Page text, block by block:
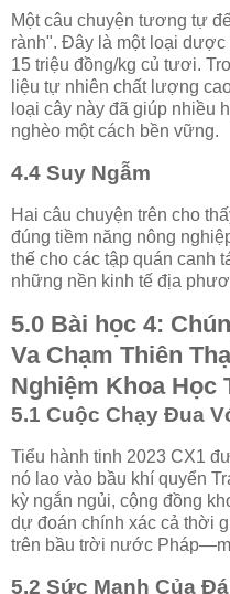
Một câu chuyện tương tự
rành". Đây là một loại
15 triệu đồng/kg củ tươi.
liệu tự nhiên chất lượng
loại cây này đã giúp nhiều
nghèo một cách bền vững.
4.4 Suy Ngẫm
Hai câu chuyện trên cho
đúng tiềm năng nông
thế cho các tập quán canh
những nền kinh tế địa
5.0 Bài học 4:
Va Chạm Thiên
Nghiệm Khoa Học
5.1 Cuộc Chạy Đua
Tiểu hành tinh 2023 CX1
nó lao vào bầu khí quyển
kỳ ngắn ngủi, cộng đồng
dự đoán chính xác cả thời
trên bầu trời nước
5.2 Sức Mạnh Của